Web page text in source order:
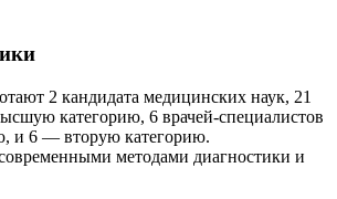
2 кандидата медицинских наук, 21
категорию, 6 врачей-специалистов
и 6 — вторую категорию.
методами диагностики и